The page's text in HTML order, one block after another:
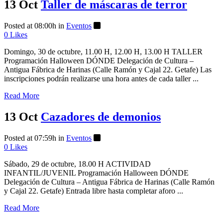
13 Oct Taller de máscaras de terror
Posted at 08:00h in Eventos
0 Likes
Domingo, 30 de octubre, 11.00 H, 12.00 H, 13.00 H TALLER
Programación Halloween DÓNDE Delegación de Cultura –
Antigua Fábrica de Harinas (Calle Ramón y Cajal 22. Getafe) Las
inscripciones podrán realizarse una hora antes de cada taller ...
Read More
13 Oct Cazadores de demonios
Posted at 07:59h in Eventos
0 Likes
Sábado, 29 de octubre, 18.00 H ACTIVIDAD
INFANTIL/JUVENIL Programación Halloween DÓNDE
Delegación de Cultura – Antigua Fábrica de Harinas (Calle Ramón
y Cajal 22. Getafe) Entrada libre hasta completar aforo ...
Read More